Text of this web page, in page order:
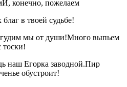
конечно, пожелаем
в твоей судьбе!
мы от души!Много выпьем
тоски!
наш Егорка заводной.Пир
обустроит!